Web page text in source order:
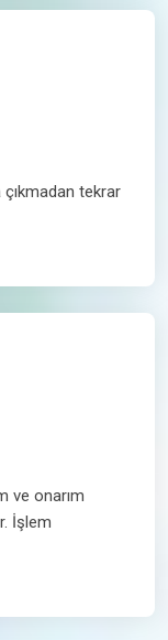
tekrar
ve onarım
İşlem